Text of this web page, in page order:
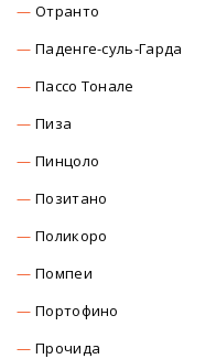
Отранто
Паденге-суль-Гарда
Пассо Тонале
Пиза
Пинцоло
Позитано
Поликоро
Помпеи
Портофино
Прочида